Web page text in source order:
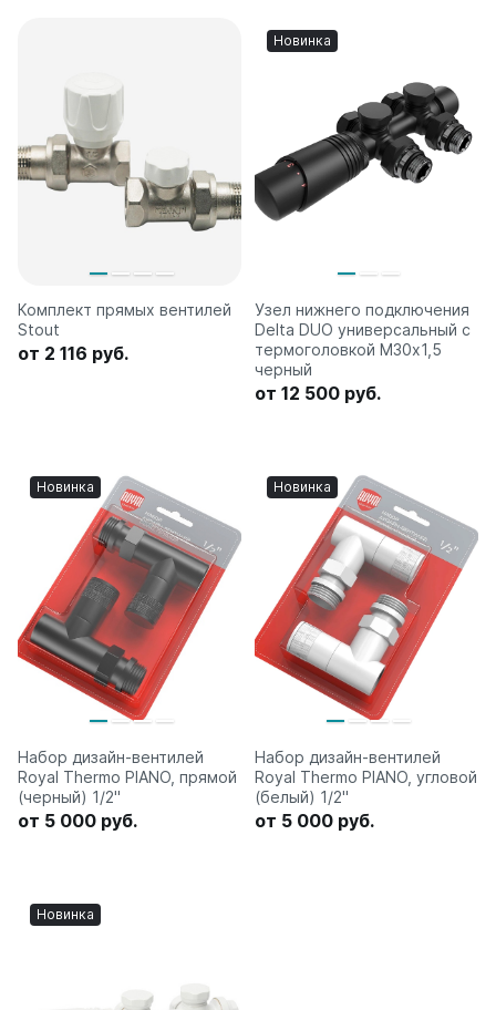
Комплект прямых вентилей
Stout
от 2 116 руб.
Новинка
Узел нижнего подключения
Delta DUO универсальный с
термоголовкой М30х1,5
черный
от 12 500 руб.
Новинка
Набор дизайн-вентилей
Royal Thermo PIANO, прямой
(черный) 1/2"
от 5 000 руб.
Новинка
Набор дизайн-вентилей
Royal Thermo PIANO, угловой
(белый) 1/2"
от 5 000 руб.
Новинка